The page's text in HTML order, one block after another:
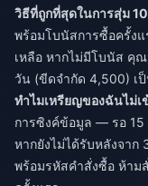
วิธีที่ถูกที่สุดในการสุ่ม
พร้อมโบนัสการซื้อครั้ง
เหลือ หากไม่มีโบนัส คุ
วัน (ขีดจำกัด 4,500) เ
ทำไมเหรียญของฉันไม่เ
การซิงค์ข้อมูล — รอ 15
หากยังไม่ได้รับหลังจา
พร้อมรหัสคำสั่งซื้อ ห้าม